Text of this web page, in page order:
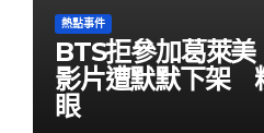
熱點事件
BTS拒參加葛萊
影片遭默默下架
眼